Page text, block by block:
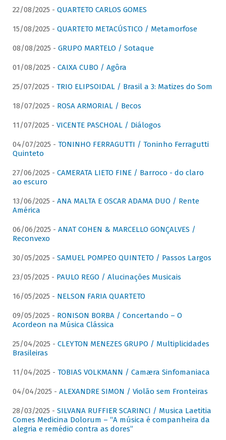
22/08/2025 - QUARTETO CARLOS GOMES
15/08/2025 - QUARTETO METACÚSTICO / Metamorfose
08/08/2025 - GRUPO MARTELO / Sotaque
01/08/2025 - CAIXA CUBO / Agôra
25/07/2025 - TRIO ELIPSOIDAL / Brasil a 3: Matizes do Som
18/07/2025 - ROSA ARMORIAL / Becos
11/07/2025 - VICENTE PASCHOAL / Diálogos
04/07/2025 - TONINHO FERRAGUTTI / Toninho Ferragutti
Quinteto
27/06/2025 - CAMERATA LIETO FINE / Barroco - do claro
ao escuro
13/06/2025 - ANA MALTA E OSCAR ADAMA DUO / Rente
América
06/06/2025 - ANAT COHEN & MARCELLO GONÇALVES /
Reconvexo
30/05/2025 - SAMUEL POMPEO QUINTETO / Passos Largos
23/05/2025 - PAULO REGO / Alucinações Musicais
16/05/2025 - NELSON FARIA QUARTETO
09/05/2025 - RONISON BORBA / Concertando – O
Acordeon na Música Clássica
25/04/2025 - CLEYTON MENEZES GRUPO / Multiplicidades
Brasileiras
11/04/2025 - TOBIAS VOLKMANN / Camæra Sinfomaniaca
04/04/2025 - ALEXANDRE SIMON / Violão sem Fronteiras
28/03/2025 - SILVANA RUFFIER SCARINCI / Musica Laetitia
Comes Medicina Dolorum – “A música é companheira da
alegria e remédio contra as dores”